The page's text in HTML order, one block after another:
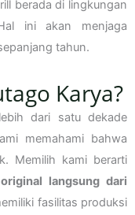
berada di lingkungan
ini akan menjaga
tahun.
Karya?
dari satu dekade
memahami bahwa
Memilih kami berarti
langsung dari
fasilitas produksi